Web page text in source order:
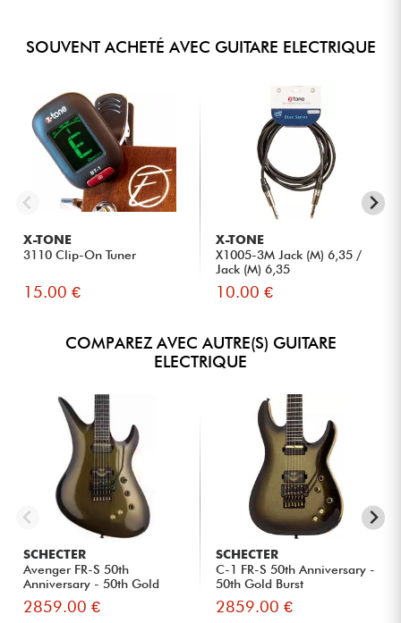
SOUVENT ACHETÉ AVEC GUITARE ELECTRIQUE
X-TONE
3110 Clip-On Tuner
15.00 €
X-TONE
X1005-3M Jack (M) 6,35 /
Jack (M) 6,35
10.00 €
COMPAREZ AVEC AUTRE(S) GUITARE
ELECTRIQUE
SCHECTER
Avenger FR-S 50th
Anniversary - 50th Gold
Burst
2859.00 €
SCHECTER
C-1 FR-S 50th Anniversary -
50th Gold Burst
2859.00 €